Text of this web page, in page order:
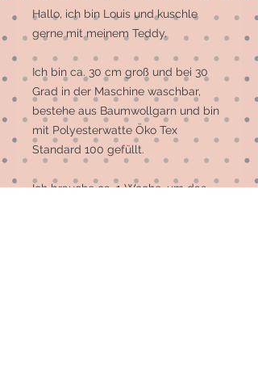
Hallo, ich bin Louis und kuschle
gerne mit meinem Teddy.
Ich bin ca. 30 cm groß und bei 30
Grad in der Maschine waschbar,
bestehe aus Baumwollgarn und bin
mit Polyesterwatte Öko Tex
Standard 100 gefüllt.
Ich brauche ca. 1 Woche, um das